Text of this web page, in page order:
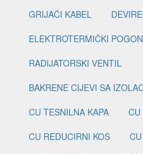
GRIJAČI KABEL
ELEKTROTERMIČKI POGON
RADIJATORSKI VENTIL
BAKRENE CIJEVI SA
CU TESNILNA KAPA
CU
CU REDUCIRNI KOS